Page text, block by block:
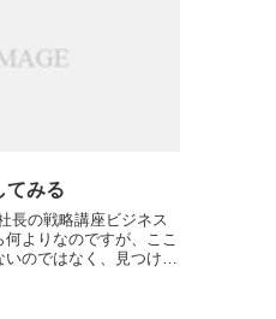
てみる
長の戦略講座ビジネス
よりなのですが、ここ
のではなく、見つけら